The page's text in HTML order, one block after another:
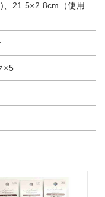
、21.5×2.8cm（使用
×5